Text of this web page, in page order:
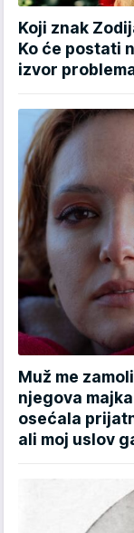
Koji znak
Ko će postati
izvor
Muž me
njegova
osećala
ali moj uslov